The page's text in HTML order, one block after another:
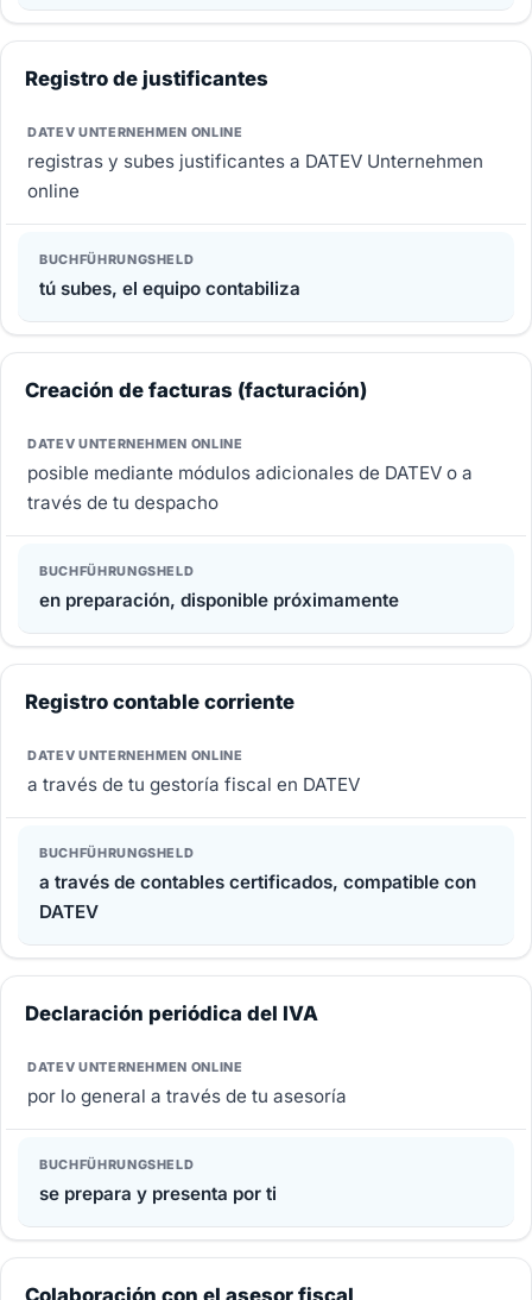
Registro de justificantes
registras y subes justificantes a DATEV Unternehmen
online
tú subes, el equipo contabiliza
Creación de facturas (facturación)
posible mediante módulos adicionales de DATEV o a
través de tu despacho
en preparación, disponible próximamente
Registro contable corriente
a través de tu gestoría fiscal en DATEV
a través de contables certificados, compatible con
DATEV
Declaración periódica del IVA
por lo general a través de tu asesoría
se prepara y presenta por ti